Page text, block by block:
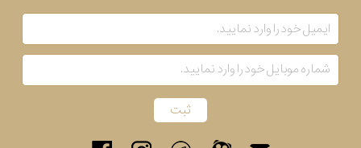
در
ساعت